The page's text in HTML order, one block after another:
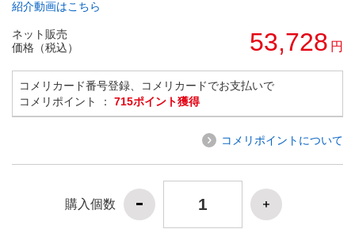
紹介動画はこちら
ネット販売
価格（税込）
53,728 円
コメリカード番号登録、コメリカードでお支払いで
コメリポイント ： 715ポイント獲得
コメリポイントについて
購入個数